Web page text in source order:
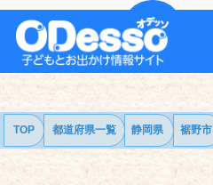
TOP 都道府県一覧 静岡県 裾野市